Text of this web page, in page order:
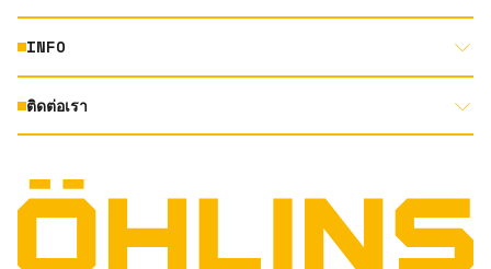
AUTOMOTIVE
ABOUT US
RACING
TERMS AND CONDITIONS
PRIVACY STATEMENT
INFO
DOCUMENT LIBRARY
TECHNOLOGY
ORIGINAL EQUIPMENT
ติดต่อเรา
INSTAGRAM
FACEBOOK